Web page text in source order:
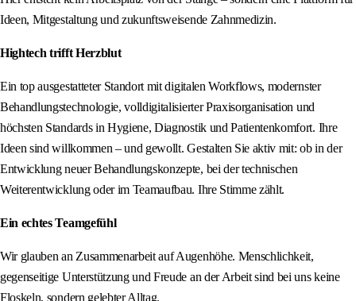
Ideen, Mitgestaltung und zukunftsweisende Zahnmedizin.
Hightech trifft Herzblut
Ein top ausgestatteter Standort mit digitalen Workflows, modernster
Behandlungstechnologie, volldigitalisierter Praxisorganisation und
höchsten Standards in Hygiene, Diagnostik und Patientenkomfort. Ihre
Ideen sind willkommen – und gewollt. Gestalten Sie aktiv mit: ob in der
Entwicklung neuer Behandlungskonzepte, bei der technischen
Weiterentwicklung oder im Teamaufbau. Ihre Stimme zählt.
Ein echtes Teamgefühl
Wir glauben an Zusammenarbeit auf Augenhöhe. Menschlichkeit,
gegenseitige Unterstützung und Freude an der Arbeit sind bei uns keine
Floskeln, sondern gelebter Alltag.